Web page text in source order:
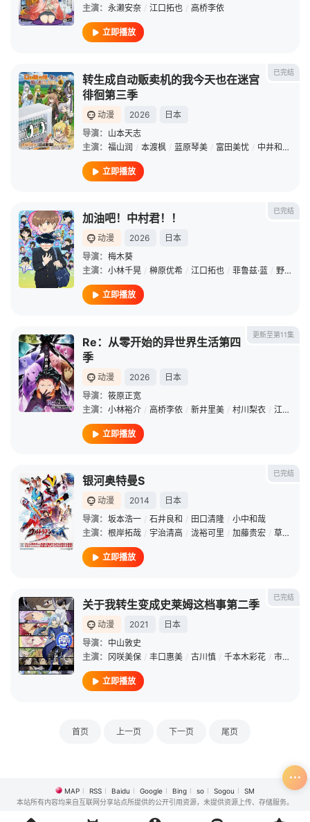
主演： 永濑安奈 / 江口拓也 / 高桥李依
立即播放
已完结
转生成自动贩卖机的我今天也在迷宫
徘徊第三季
动漫 2026
日本
导演： 山本天志
主演： 福山润 / 本渡枫 / 蓝原琴美 / 富田美忧 / 中井和哉
立即播放
已完结
加油吧！中村君！！
动漫 2026
日本
导演： 梅木葵
主演： 小林千晃 / 榊原优希 / 江口拓也 / 菲鲁兹·蓝 / 野津山幸宏
立即播放
更新至第11集
Re：从零开始的异世界生活第四
季
动漫 2026
日本
导演： 筱原正宽
主演： 小林裕介 / 高桥李依 / 新井里美 / 村川梨衣 / 江口拓也
立即播放
已完结
银河奥特曼S
动漫 2014
日本
导演： 坂本浩一 / 石井良和 / 田口清隆 / 小中和哉
主演： 根岸拓哉 / 宇治清高 / 泷裕可里 / 加藤贵宏 / 草川拓弥
立即播放
已完结
关于我转生变成史莱姆这档事第二季
动漫 2021
日本
导演： 中山敦史
主演：
冈咲美保 / 丰口惠美 / 古川慎 / 千本木彩花 / 市道真央
立即播放
首页 上一页 下一页 尾页
MAP RSS Baidu Google Bing so Sogou
SM
本站所有内容均来自互联网分享站点所提供的公开引用资源，未提供资源上传、存储服务。